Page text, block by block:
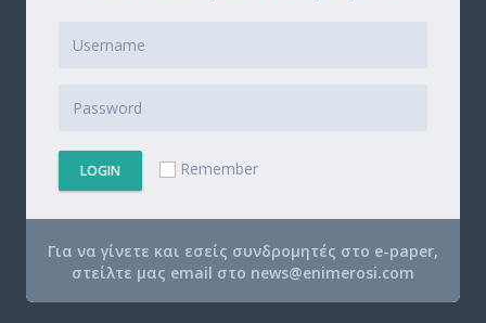
LOGIN Remember
Για να γίνετε και εσείς συνδρομητές στο e-paper,
στείλτε μας email στο news@enimerosi.com